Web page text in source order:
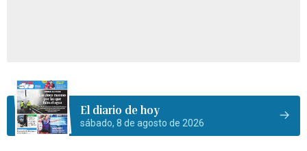
El diario de hoy
sábado, 8 de agosto de 2026